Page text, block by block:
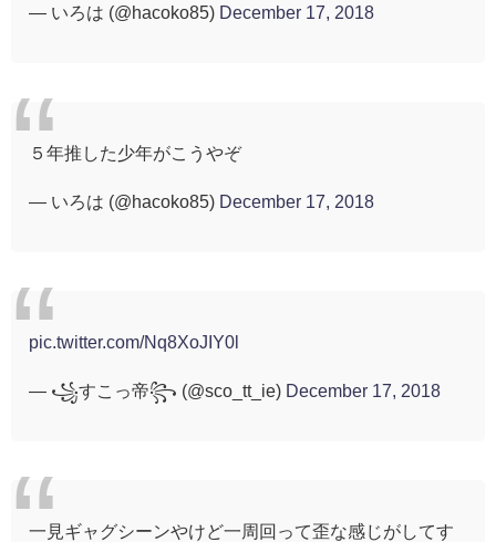
— いろは (@hacoko85) December 17, 2018
５年推した少年がこうやぞ
— いろは (@hacoko85) December 17, 2018
pic.twitter.com/Nq8XoJIY0l
— ꧁すこっ帝꧂ (@sco_tt_ie) December 17, 2018
一見ギャグシーンやけど一周回って歪な感じがしてす